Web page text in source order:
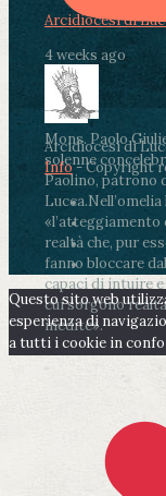
Arcidiocesi di
4 weeks ago
Mons. Paolo
solenne
Paolino, patrono
Lucca.
«l’atteggiamento
realtà che, pur
fanno bloccare
capaci di intuire
cui sorgono
inedite».
Arcidiocesi di
Info- Copyright
Questo sito web
esperienza di
a tutti i cookie in